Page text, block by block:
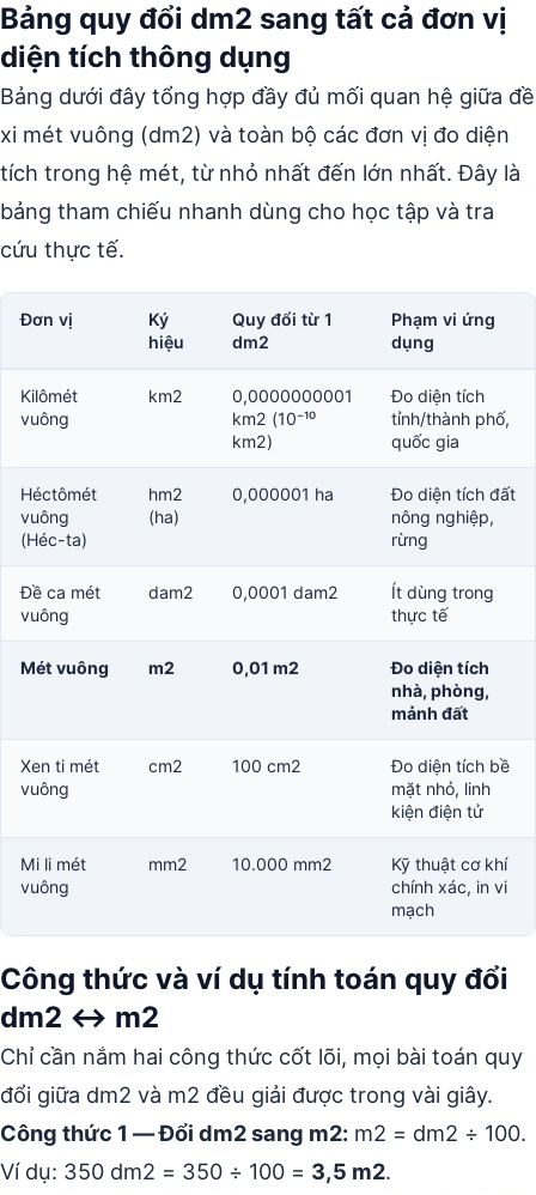
Bảng quy đổi dm2 sang tất cả đơn vị
diện tích thông dụng
Bảng dưới đây tổng hợp đầy đủ mối quan hệ giữa đề
xi mét vuông (dm2) và toàn bộ các đơn vị đo diện
tích trong hệ mét, từ nhỏ nhất đến lớn nhất. Đây là
bảng tham chiếu nhanh dùng cho học tập và tra
cứu thực tế.
Đơn vị
Ký
hiệu
Quy đổi từ 1
dm2
Phạm vi ứng
dụng
Kilômét
vuông
km2
0,0000000001
km2 (10⁻¹⁰
km2)
Đo diện tích
tỉnh/thành phố,
quốc gia
Héctômét
vuông
(Héc-ta)
hm2
(ha)
0,000001 ha
Đo diện tích đất
nông nghiệp,
rừng
Đề ca mét
vuông
dam2 0,0001 dam2
Ít dùng trong
thực tế
Mét vuông m2 0,01 m2
Đo diện tích
nhà, phòng,
mảnh đất
Xen ti mét
vuông
cm2 100 cm2
Đo diện tích bề
mặt nhỏ, linh
kiện điện tử
Mi li mét
vuông
mm2 10.000 mm2
Kỹ thuật cơ khí
chính xác, in vi
mạch
Công thức và ví dụ tính toán quy đổi
dm2 ↔ m2
Chỉ cần nắm hai công thức cốt lõi, mọi bài toán quy
đổi giữa dm2 và m2 đều giải được trong vài giây.
Công thức 1 — Đổi dm2 sang m2: m2 = dm2 ÷ 100.
Ví dụ: 350 dm2 = 350 ÷ 100 = 3,5 m2.